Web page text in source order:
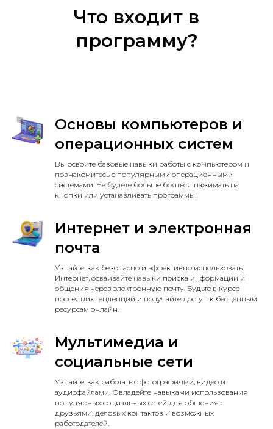
Что входит в
программу?
Основы компьютеров и
операционных систем
Вы освоите базовые навыки работы с компьютером и
познакомитесь с популярными операционными
системами. Не будете больше бояться нажимать на
кнопки или устанавливать программы!
Интернет и электронная
почта
Узнайте, как безопасно и эффективно использовать
Интернет, осваивайте навыки поиска информации и
общения через электронную почту. Будьте в курсе
последних тенденций и получайте доступ к бесценным
ресурсам онлайн.
Мультимедиа и
социальные сети
Узнайте, как работать с фотографиями, видео и
аудиофайлами. Овладейте навыками использования
популярных социальных сетей для общения с
друзьями, деловых контактов и возможных
работодателей.